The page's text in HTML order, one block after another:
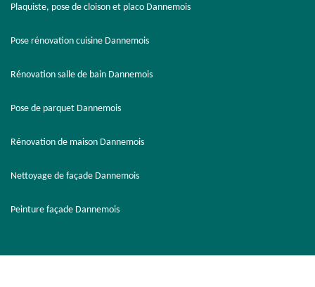
Plaquiste, pose de cloison et placo Dannemois
Pose rénovation cuisine Dannemois
Rénovation salle de bain Dannemois
Pose de parquet Dannemois
Rénovation de maison Dannemois
Nettoyage de façade Dannemois
Peinture façade Dannemois